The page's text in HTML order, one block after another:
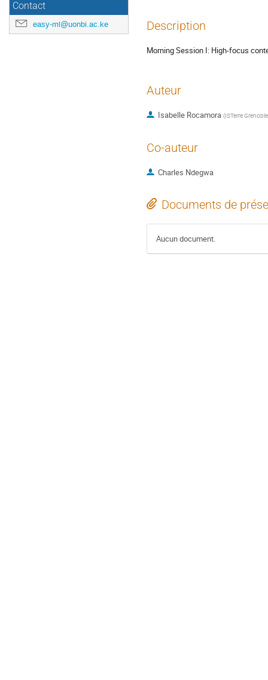
Contact
easy-ml@uonbi.ac.ke Description
Morning Session I: High-focus
Auteur
Isabelle Rocamora (ISTerre Grenoble
Co-auteur
Charles Ndegwa
Documents de
Aucun document.